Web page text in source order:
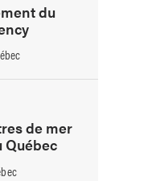
du
de mer
Québec